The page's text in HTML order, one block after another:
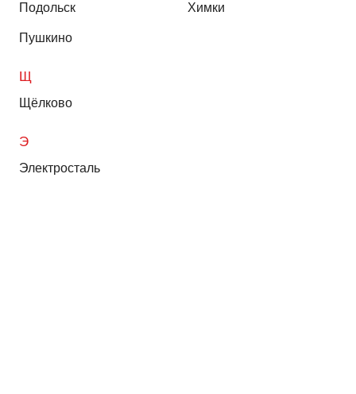
Подольск
Пушкино
Химки
Щ
Щёлково
Э
Электросталь